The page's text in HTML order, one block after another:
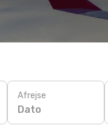
Afrejse
Dato